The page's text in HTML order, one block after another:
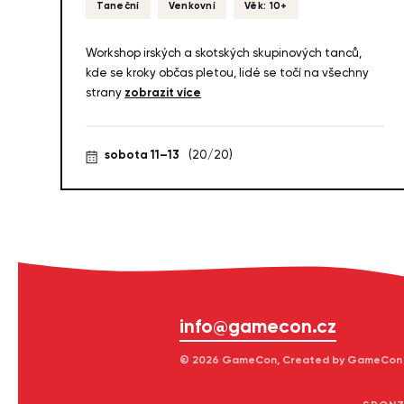
Taneční Venkovní Věk: 10+
Workshop irských a skotských skupinových tanců,
kde se kroky občas pletou, lidé se točí na všechny
strany zobrazit více
sobota 11–13 (20/20)
info@gamecon.cz
© 2026 GameCon, Created by GameCon